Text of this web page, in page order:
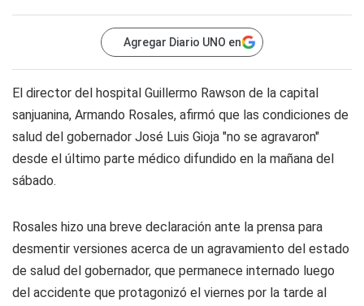
Agregar Diario UNO en
El director del hospital Guillermo Rawson de la capital
sanjuanina, Armando Rosales, afirmó que las condiciones de
salud del gobernador José Luis Gioja "no se agravaron"
desde el último parte médico difundido en la mañana del
sábado.
Rosales hizo una breve declaración ante la prensa para
desmentir versiones acerca de un agravamiento del estado
de salud del gobernador, que permanece internado luego
del accidente que protagonizó el viernes por la tarde al